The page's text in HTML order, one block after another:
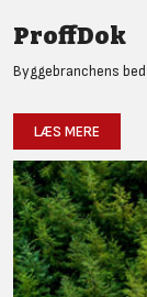
ProffDok
Byggebranchens
LÆS MERE